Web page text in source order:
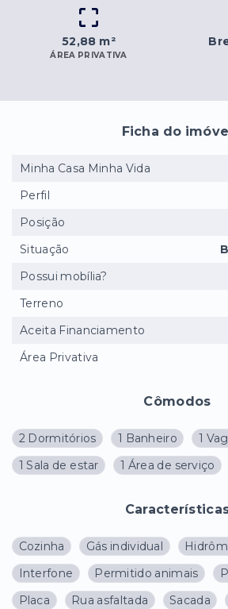
52,88 m²
ÁREA PRIVATIVA
Cômodos
2 Dormitórios 1 Banheiro 1
1 Sala de estar
1 Área de serviço
Cozinha Gás individual
Interfone
Permitido animais
Placa
Rua asfaltada Sacada
Ficha do imóvel
Minha Casa Minha Vida
Perfil
Posição
Situação
Possui mobília?
Terreno
Aceita Financiamento
Área Privativa